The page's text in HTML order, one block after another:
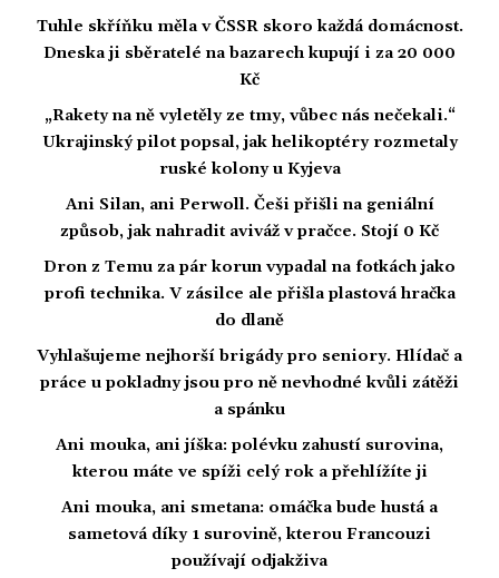
Tuhle skříňku měla v ČSSR skoro každá domácnost.
Dneska ji sběratelé na bazarech kupují i za 20 000
Kč
„Rakety na ně vyletěly ze tmy, vůbec nás nečekali.“
Ukrajinský pilot popsal, jak helikoptéry rozmetaly
ruské kolony u Kyjeva
Ani Silan, ani Perwoll. Češi přišli na geniální
způsob, jak nahradit aviváž v pračce. Stojí 0 Kč
Dron z Temu za pár korun vypadal na fotkách jako
profi technika. V zásilce ale přišla plastová hračka
do dlaně
Vyhlašujeme nejhorší brigády pro seniory. Hlídač a
práce u pokladny jsou pro ně nevhodné kvůli zátěži
a spánku
Ani mouka, ani jíška: polévku zahustí surovina,
kterou máte ve spíži celý rok a přehlížíte ji
Ani mouka, ani smetana: omáčka bude hustá a
sametová díky 1 surovině, kterou Francouzi
používají odjakživa